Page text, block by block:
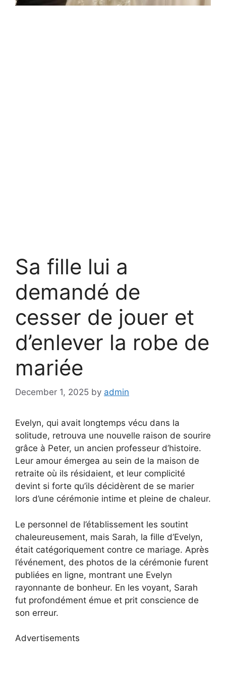
Sa fille lui a
demandé de
cesser de jouer et
d’enlever la robe de
mariée
December 1, 2025 by admin
Evelyn, qui avait longtemps vécu dans la
solitude, retrouva une nouvelle raison de sourire
grâce à Peter, un ancien professeur d’histoire.
Leur amour émergea au sein de la maison de
retraite où ils résidaient, et leur complicité
devint si forte qu’ils décidèrent de se marier
lors d’une cérémonie intime et pleine de chaleur.
Le personnel de l’établissement les soutint
chaleureusement, mais Sarah, la fille d’Evelyn,
était catégoriquement contre ce mariage. Après
l’événement, des photos de la cérémonie furent
publiées en ligne, montrant une Evelyn
rayonnante de bonheur. En les voyant, Sarah
fut profondément émue et prit conscience de
son erreur.
Advertisements